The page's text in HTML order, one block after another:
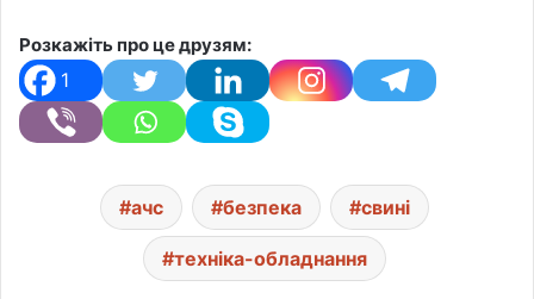
Розкажіть про це друзям:
1
ачс безпека свині
техніка-обладнання